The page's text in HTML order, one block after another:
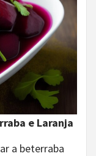
e Laranja
a beterraba